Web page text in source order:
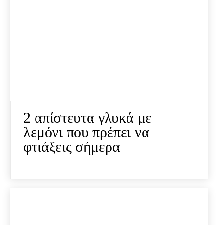
2 απίστευτα γλυκά με
λεμόνι που πρέπει να
φτιάξεις σήμερα